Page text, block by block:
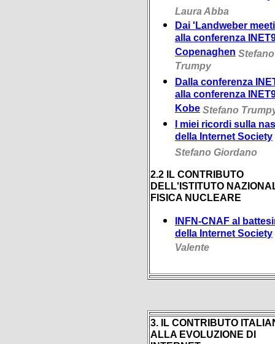
Laura Abba
Dai 'Landweber
alla conferenza
Copenaghen Stefano
Trumpy
Dalla conferenza
alla conferenza
Kobe Stefano
I miei ricordi sulla
della Internet Society
Stefano Giordano
2.2 IL CONTRIBUTO
DELL'ISTITUTO
FISICA NUCLEARE
INFN-CNAF al
della Internet Society
Valente
3. IL CONTRIBUTO
ALLA EVOLUZIONE DI